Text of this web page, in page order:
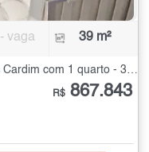
- vaga 39 m²
Apartamento à Venda na Vila Gomes Cardim com 1 quarto - 39 m²
R$ 867.843